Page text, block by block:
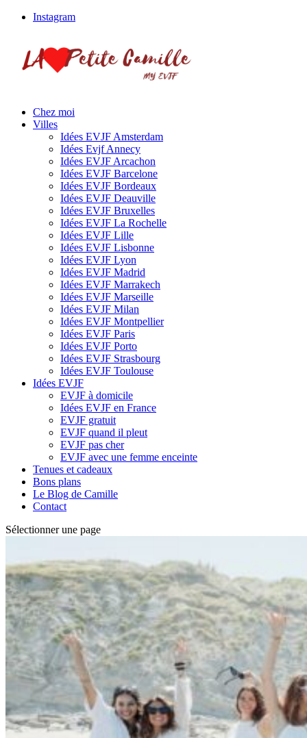
Instagram
Chez moi
Villes
Idées EVJF Amsterdam
Idées Evjf Annecy
Idées EVJF Arcachon
Idées EVJF Barcelone
Idées EVJF Bordeaux
Idées EVJF Deauville
Idées EVJF Bruxelles
Idées EVJF La Rochelle
Idées EVJF Lille
Idées EVJF Lisbonne
Idées EVJF Lyon
Idées EVJF Madrid
Idées EVJF Marrakech
Idées EVJF Marseille
Idées EVJF Milan
Idées EVJF Montpellier
Idées EVJF Paris
Idées EVJF Porto
Idées EVJF Strasbourg
Idées EVJF Toulouse
Idées EVJF
EVJF à domicile
Idées EVJF en France
EVJF gratuit
EVJF quand il pleut
EVJF pas cher
EVJF avec une femme enceinte
Tenues et cadeaux
Bons plans
Le Blog de Camille
Contact
Sélectionner une page